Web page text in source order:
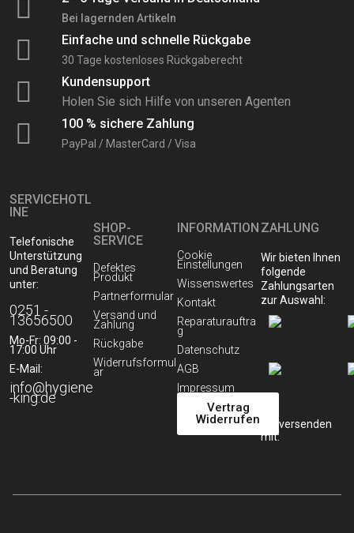
Professionelle Reinigungsmittel
Reinigungsmittel
Reinigungssysteme & Geräte
Waschlotionen und Cremeseifen
Bei lagernden Artikeln
Einfache und schnelle Rückgabe
30 Tage kostenloses Rückgaberecht
Kundensupport
Holen Sie sich Hilfe von unseren Agenten
100 % sichere Zahlung
PayPal / MasterCard / Visa
SERVICEHOTL
INE
Telefonische
Unterstützung
und Beratung
unter:
0251 -
13656500
Mo-Fr: 09:00 -
17:00 Uhr
E-Mail:
info@hygiene
-king.de
SHOP-
SERVICE
Defektes
Produkt
Partnerformular
Versand und
Zahlung
Rückgabe
Widerrufsformul
ar
INFORMATION
Cookie
Einstellungen
Wissenswertes
Kontakt
Reparaturauftra
g
Datenschutz
AGB
Impressum
Vertrag
Widerrufen
ZAHLUNG
Wir bieten Ihnen
folgende
Zahlungsarten
zur Auswahl:
Wir versenden
mit: